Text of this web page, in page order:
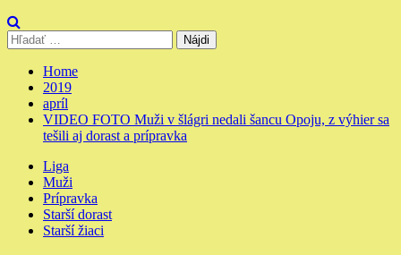
Hľadať:
Home
2019
apríl
VIDEO FOTO Muži v šlágri nedali šancu Opoju, z výhier sa
tešili aj dorast a prípravka
Liga
Muži
Prípravka
Starší dorast
Starší žiaci